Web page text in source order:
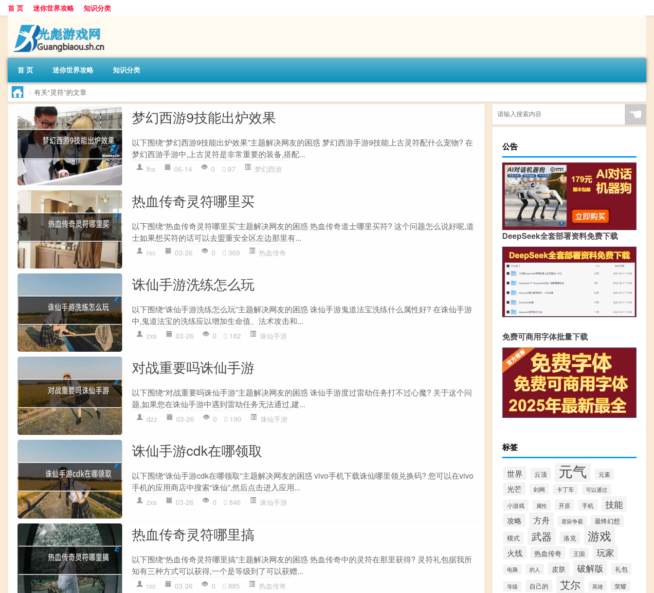
首 页 迷你世界攻略 知识分类
首 页 迷你世界攻略 知识分类
> 有关“灵符”的文章
梦幻西游9技能出炉效果
以下围绕“梦幻西游9技能出炉效果”主题解决网友的困惑 梦幻西游手游9技能上古灵符配什么宠物? 在
梦幻西游手游中,上古灵符是非常重要的装备,搭配...
lhx 06-14 0 97 梦幻西游
热血传奇灵符哪里买
以下围绕“热血传奇灵符哪里买”主题解决网友的困惑 热血传奇道士哪里买符? 这个问题怎么说好呢,道
士如果想买符的话可以去盟重安全区左边那里有...
rxc 03-26 0 369 热血传奇
诛仙手游洗练怎么玩
以下围绕“诛仙手游洗练怎么玩”主题解决网友的困惑 诛仙手游鬼道法宝洗练什么属性好? 在诛仙手游
中,鬼道法宝的洗练应以增加生命值、法术攻击和...
zxs 03-26 0 182 诛仙手游
对战重要吗诛仙手游
以下围绕“对战重要吗诛仙手游”主题解决网友的困惑 诛仙手游度过雷劫任务打不过心魔? 关于这个问
题,如果您在诛仙手游中遇到雷劫任务无法通过,建...
dzz 03-26 0 190 诛仙手游
诛仙手游cdk在哪领取
以下围绕“诛仙手游cdk在哪领取”主题解决网友的困惑 vivo手机下载诛仙哪里领兑换码? 您可以在vivo
手机的应用商店中搜索“诛仙”,然后点击进入应用...
zxs 03-26 0 846 诛仙手游
热血传奇灵符哪里搞
以下围绕“热血传奇灵符哪里搞”主题解决网友的困惑 热血传奇中的灵符在那里获得? 灵符礼包据我所
知有三种方式可以获得,一个是等级到了可以获赠...
rxc 03-26 0 885 热血传奇
☚
公告
DeepSeek全套部署资料免费下载
免费可商用字体批量下载
标签
世界 云顶 元气 元素
光芒 剑网 卡丁车 可以通过
小游戏 属性 开原 手机 技能
攻略 方舟 星际争霸 最终幻想
模式 武器 洛克 游戏
火线 热血传奇 王国 玩家
电脑 的人 皮肤 破解版 礼包
等级 自己的 艾尔 英雄 荣耀